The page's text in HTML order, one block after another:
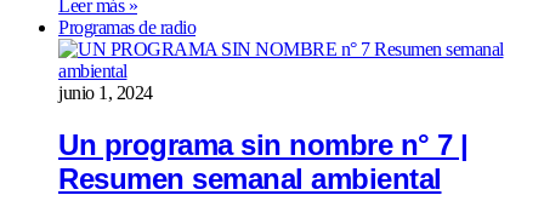
Leer más »
Programas de radio
junio 1, 2024
Un programa sin nombre n° 7 |
Resumen semanal ambiental